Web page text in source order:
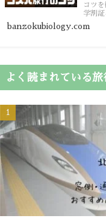
コツ
学割
18き
ど、
banzokubiology.com
よく読まれている旅